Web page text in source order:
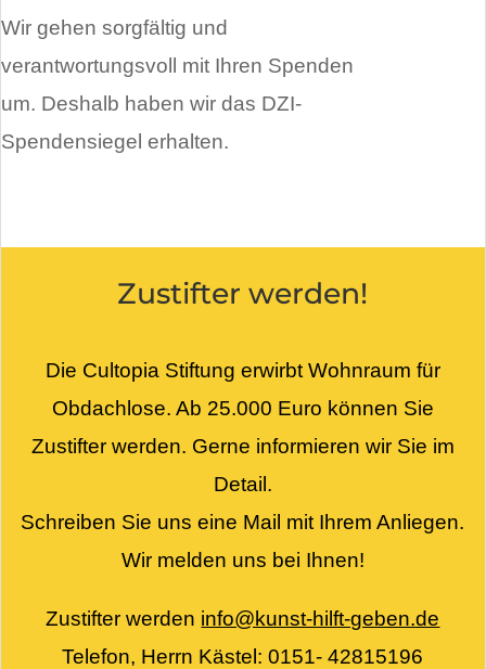
Wir gehen sorgfältig und
verantwortungsvoll mit Ihren Spenden
um. Deshalb haben wir das DZI-
Spendensiegel erhalten.
Zustifter werden!
Die Cultopia Stiftung erwirbt Wohnraum für
Obdachlose. Ab 25.000 Euro können Sie
Zustifter werden. Gerne informieren wir Sie im
Detail.
Schreiben Sie uns eine Mail mit Ihrem Anliegen.
Wir melden uns bei Ihnen!
Zustifter werden info@kunst-hilft-geben.de
Telefon, Herrn Kästel: 0151- 42815196